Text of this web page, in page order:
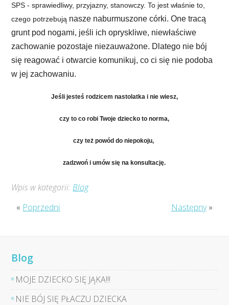
SPS - sprawiedliwy, przyjazny, stanowczy. To jest właśnie to,
czego potrzebują nasze naburmuszone córki. One tracą
grunt pod nogami, jeśli ich opryskliwe, niewłaściwe
zachowanie pozostaje niezauważone. Dlatego nie bój
się reagować i otwarcie komunikuj, co ci się nie podoba
w jej zachowaniu.
Jeśli jesteś rodzicem nastolatka i nie wiesz,
czy to co robi Twoje dziecko to norma,
czy też powód do niepokoju,
zadzwoń i umów się na konsultację.
Wpis w kategorii:Blog
« Poprzedni Następny»
Blog
MOJE DZIECKO SIĘ JĄKA!!!
NIE BÓJ SIĘ PŁACZU DZIECKA